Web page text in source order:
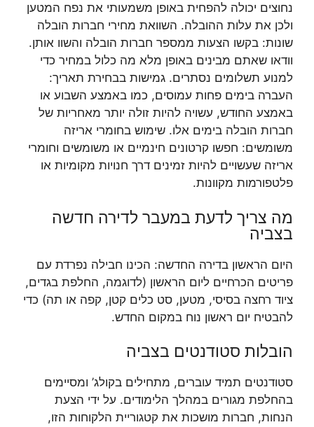
נחוצים יכולה להפחית באופן משמעותי את נפח המטען
ולכן את עלות ההובלה. השוואת מחירי חברות הובלה
שונות: בקשו הצעות ממספר חברות הובלה והשוו אותן.
וודאו שאתם מבינים באופן מלא מה כלול במחיר כדי
למנוע תשלומים נסתרים. גמישות בבחירת תאריך:
העברה בימים פחות עמוסים, כמו באמצע השבוע או
באמצע החודש, עשויה להיות זולה יותר מאחריות של
חברות הובלה בימים אלו. שימוש בחומרי אריזה
משומשים: חפשו קרטונים חינמיים או משומשים וחומרי
אריזה שעשויים להיות זמינים דרך חנויות מקומיות או
פלטפורמות מקוונות.
מה צריך לדעת במעבר לדירה חדשה
בצביה
היום הראשון בדירה החדשה: הכינו חבילה נפרדת עם
פריטים הכרחיים ליום הראשון (לדוגמה, החלפת בגדים,
ציוד רחצה בסיסי, מטען, סט כלים קטן, קפה או תה) כדי
להבטיח יום ראשון נוח במקום החדש.
הובלות סטודנטים בצביה
סטודנטים תמיד עוברים, מתחילים בקולג’ ומסיימים
בהחלפת מגורים במהלך הלימודים. על ידי הצעת
הנחות, חברות מושכות את קטגוריית הלקוחות הזו,